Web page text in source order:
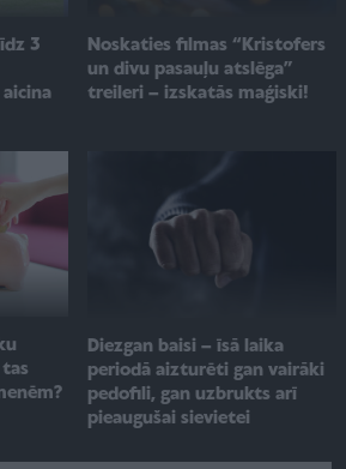
3
aicina
Noskaties filmas “Kristofers
un divu pasauļu atslēga”
treileri – izskatās maģiski!
Diezgan baisi – īsā laika
periodā aizturēti gan vairāki
pedofili, gan uzbrukts arī
pieaugušai sievietei